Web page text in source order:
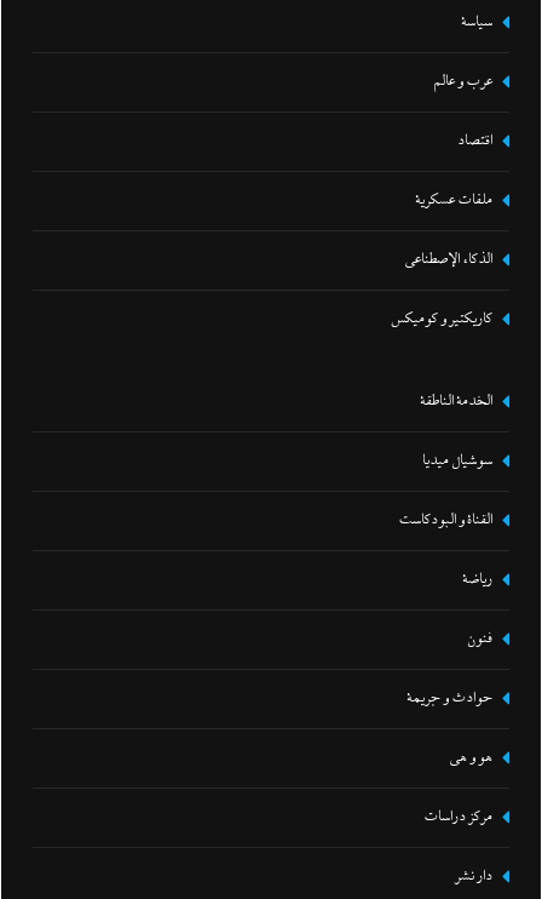
سياسة
عرب و عالم
اقتصاد
ملفات عسكرية
الذكاء الإصطناعي
كاريكتير و كوميكس
الخدمة الناطقة
سوشيال ميديا
القناة و البودكاست
رياضة
فنون
حوادث و جريمة
هو و هي
مركز دراسات
دار نشر